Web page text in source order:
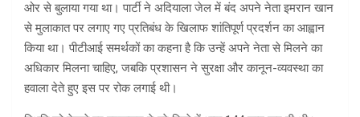
ओर से बुलाया गया था। पार्टी ने अदियाला जेल में बंद अपने नेता इमरान खान
से मुलाकात पर लगाए गए प्रतिबंध के खिलाफ शांतिपूर्ण प्रदर्शन का आह्वान
किया था। पीटीआई समर्थकों का कहना है कि उन्हें अपने नेता से मिलने का
अधिकार मिलना चाहिए, जबकि प्रशासन ने सुरक्षा और कानून-व्यवस्था का
हवाला देते हुए इस पर रोक लगाई थी।